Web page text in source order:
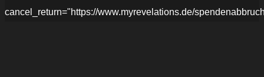
cancel_return="https://www.myrevelations.de/